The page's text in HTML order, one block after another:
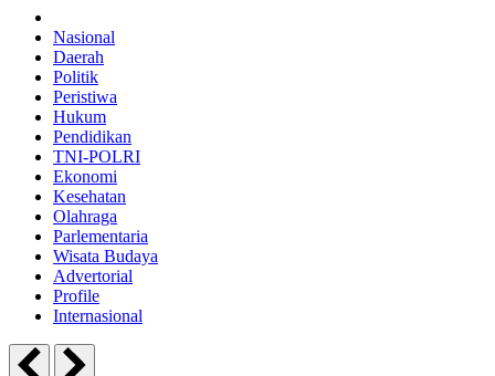
Nasional
Daerah
Politik
Peristiwa
Hukum
Pendidikan
TNI-POLRI
Ekonomi
Kesehatan
Olahraga
Parlementaria
Wisata Budaya
Advertorial
Profile
Internasional